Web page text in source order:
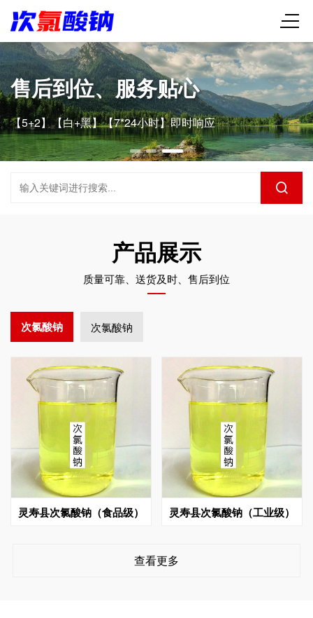
售后到位、服务贴心
【5+2】【白+黑】【7*24小时】即时响应
产品展示
质量可靠、送货及时、售后到位
次氯酸钠 次氯酸钠
灵寿县次氯酸钠（食品级） 灵寿县次氯酸钠（工业级）
查看更多